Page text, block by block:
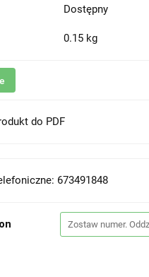
Dostępny
0.15 kg
do PDF
673491848